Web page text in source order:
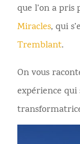
que l’on a pris
Miracles, qui
Tremblant.
On vous
expérience